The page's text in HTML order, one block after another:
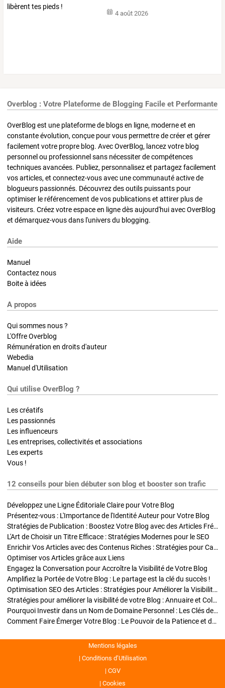
4 août 2026
Overblog : Votre Plateforme de Blogging Facile et Performante
OverBlog est une plateforme de blogs en ligne, moderne et en
constante évolution, conçue pour vous permettre de créer et gérer
facilement votre propre blog. Avec OverBlog, lancez votre blog
personnel ou professionnel sans nécessiter de compétences
techniques avancées. Publiez, personnalisez et partagez facilement
vos articles, et connectez-vous avec une communauté active de
blogueurs passionnés. Découvrez des outils puissants pour
optimiser le référencement de vos publications et attirer plus de
visiteurs. Créez votre espace en ligne dès aujourd'hui avec OverBlog
et démarquez-vous dans l'univers du blogging.
Aide
Manuel
Contactez nous
Boite à idées
A propos
Qui sommes nous ?
L'Offre Overblog
Rémunération en droits d'auteur
Webedia
Manuel d'Utilisation
Qui utilise OverBlog ?
Les créatifs
Les passionnés
Les influenceurs
Les entreprises, collectivités et associations
Les experts
Vous !
12 conseils pour bien débuter son blog et booster son trafic
Développez une Ligne Éditoriale Claire pour Votre Blog
Présentez-vous : L'Importance de l'Identité Auteur pour Votre Blog
Stratégies de Publication : Boostez Votre Blog avec des Articles Fréquents et Exclusifs
L'Art de Choisir un Titre Efficace : Stratégies Modernes pour le SEO
Enrichir Vos Articles avec des Contenus Riches : Stratégies pour Captiver et Optimiser
Optimiser vos Articles grâce aux Liens
Engagez la Conversation pour Accroître la Visibilité de Votre Blog
Amplifiez la Portée de Votre Blog : Le partage est la clé du succès !
Optimisation SEO des Articles : Stratégies pour Améliorer la Visibilité de Votre Blog
Stratégies pour améliorer la visibilité de votre Blog : Annuaire et Collaborations
Pourquoi Investir dans un Nom de Domaine Personnel : Les Clés de la Réussite de Votre Blog
Comment Faire Émerger Votre Blog : Le Pouvoir de la Patience et de la Persévérance
Mentions légales
Conditions d’Utilisation
CGV
Cookies